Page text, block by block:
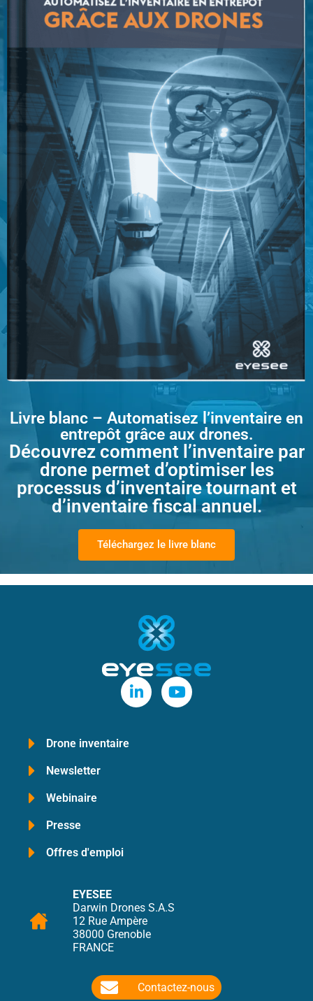
Livre blanc – Automatisez l’inventaire en
entrepôt grâce aux drones.
Découvrez comment l’inventaire par
drone permet d’optimiser les
processus d’inventaire tournant et
d’inventaire fiscal annuel.
Téléchargez le livre blanc
Drone inventaire
Newsletter
Webinaire
Presse
Offres d'emploi
EYESEE
Darwin Drones S.A.S
12 Rue Ampère
38000 Grenoble
FRANCE
Contactez-nous